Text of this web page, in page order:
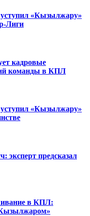
«Кызылжару»
Лиги
кадровые
команды в КПЛ
«Кызылжару»
эксперт предсказал
в КПЛ: